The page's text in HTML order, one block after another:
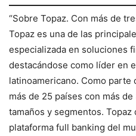
“Sobre Topaz. Con más de
Topaz es una de las
especializada en soluciones
destacándose como líder en
latinoamericano. Como
más de 25 países con más
tamaños y segmentos.
plataforma full banking del